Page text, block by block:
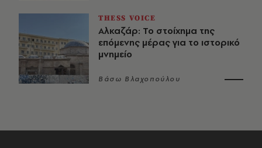
THESS VOICE
Αλκαζάρ: Το στοίχημα της
επόμενης μέρας για το ιστορικό
μνημείο
Βάσω Βλαχοπούλου